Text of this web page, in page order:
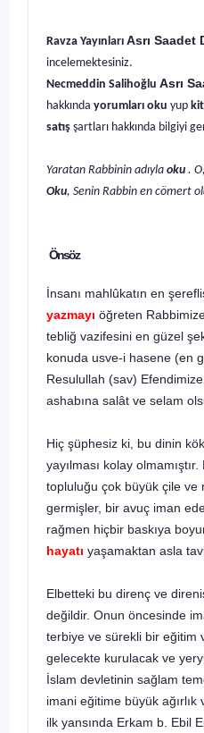
Ravza Yayınları Asrı Saadet
incelemektesiniz.
Necmeddin Salihoğlu Asrı
hakkında yorumları oku yup
satış şartları hakkında bilgiyi
Yaratan Rabbinin adıyla oku .
Oku, Senin Rabbin en cömert
Önsöz
İnsanı mahlûkatın en
yazmayı öğreten
tebliğ vazifesini en güzel
konuda usve-i hasene (en
Resulullah (sav)
ashabına salât ve selam
Hiç şüphesiz ki, bu dinin
yayılması kolay
topluluğu çok büyük çile ve
germişler, bir avuç iman
rağmen hiçbir baskıya
hayatı yaşamaktan asla
Elbetteki bu direnç ve
değildir. Onun önce­sinde
terbiye ve sürekli bir eğitim
gelecekte kurulacak ve
İslam devletinin sağ­lam
imani eğitime büyük
ilk yansında Erkam b. Ebil